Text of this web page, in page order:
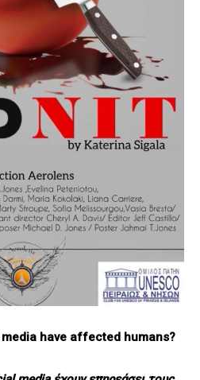
have affected humans?